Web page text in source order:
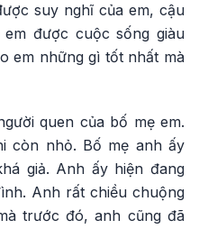
suy nghĩ của em, cậu
được cuộc sống giàu
em những gì tốt nhất mà
quen của bố mẹ em.
còn nhỏ. Bố mẹ anh ấy
giả. Anh ấy hiện đang
Anh rất chiều chuộng
trước đó, anh cũng đã